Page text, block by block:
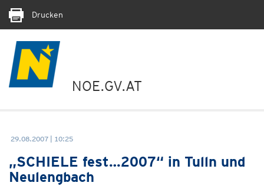
Drucken
NOE.GV.AT
29.08.2007 | 10:25
„SCHIELE fest…2007“ in Tulln und
Neulengbach